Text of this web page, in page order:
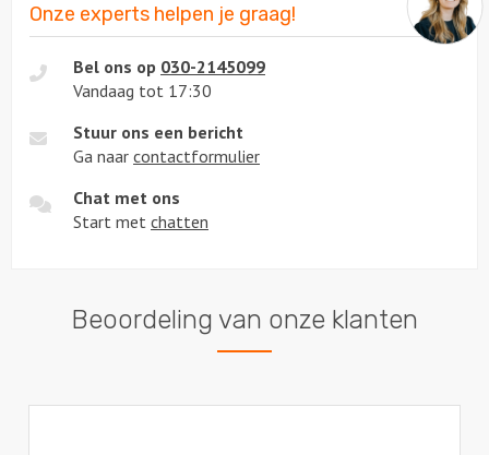
Onze experts helpen je graag!
Bel ons op 030-2145099
Vandaag tot 17:30
Stuur ons een bericht
Ga naar contactformulier
Chat met ons
Start met chatten
Beoordeling van onze klanten